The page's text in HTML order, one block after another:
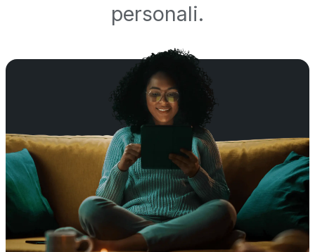
personali.